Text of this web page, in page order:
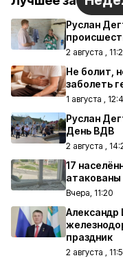
Руслан
2 августа ,
Не болит,
заболеть
1 августа ,
Руслан
День ВДВ
2 августа ,
17
атакованы
Вчера, 11:20
Александр
праздник
2 августа ,